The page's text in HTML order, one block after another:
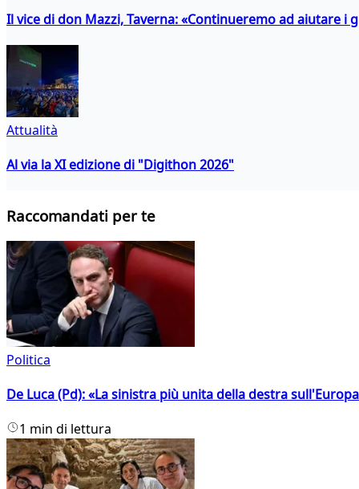
Il vice di don Mazzi, Taverna: «Continueremo ad aiutare i
Attualità
Al via la XI edizione di "Digithon 2026"
Raccomandati per te
Politica
De Luca (Pd): «La sinistra più unita della destra
1 min di lettura